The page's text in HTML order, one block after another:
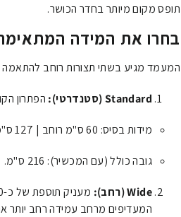
תופס מקום מיותר בחדר הכושר.
בחרו את המידה
המעמד מגיע בשתי תצורות רוחב להתאמה
Standard (סטנדרטי): הפתרון
מידות בסיס: 60 ס"מ רוחב | 127 ס"מ אורך.
גובה כולל (עם המכשיר): 216 ס"מ.
Wide (רחב): מעניק תוספת של כ-20 ס"מ ברוחב הבסיס.
המעדיפים מרחב עמידה רחב יותר